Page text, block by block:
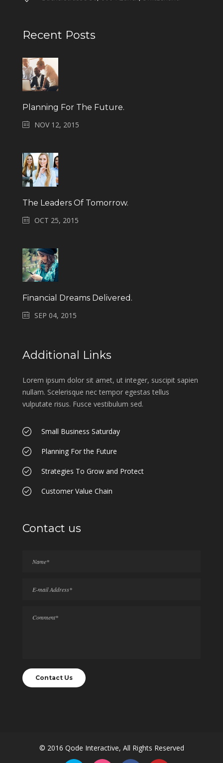
Recent Posts
Planning For The Future.
NOV 12, 2015
The Leaders Of Tomorrow.
OCT 25, 2015
Financial Dreams Delivered.
SEP 04, 2015
Additional Links
Lorem ipsum dolor sit amet, ut integer, suscipit sapien
nullam. Scelerisque nec tempor egestas tellus
vulputate risus. Fusce vestibulum sed.
Small Business Saturday
Planning For the Future
Strategies To Grow and Protect
Customer Value Chain
Contact us
© 2016 Qode Interactive, All Rights Reserved